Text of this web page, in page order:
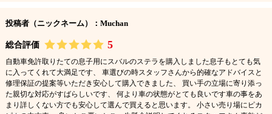
投稿者（ニックネーム）：Muchan
総合評価 5
自動車免許取りたての息子用にスバルのステラを購入しました息子もとても気
に入ってくれて大満足です、 車選びの時スタッフさんから的確なアドバイスと
修理保証の提案等いただき安心して購入できました、 買い手の立場に寄り添っ
た親切な対応がすばらしいです、 何より車の状態がとても良いです車の事をあ
まり詳しくない方でも安心して選んで買えると思います。 小さい売り場にピカ